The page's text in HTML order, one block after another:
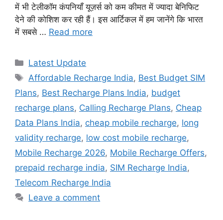
में भी टेलीकॉम कंपनियाँ यूज़र्स को कम कीमत में ज्यादा बेनिफिट
देने की कोशिश कर रही हैं। इस आर्टिकल में हम जानेंगे कि भारत
में सबसे … Read more
Categories
Latest Update
Tags
Affordable Recharge India, Best Budget SIM
Plans, Best Recharge Plans India, budget
recharge plans, Calling Recharge Plans, Cheap
Data Plans India, cheap mobile recharge, long
validity recharge, low cost mobile recharge,
Mobile Recharge 2026, Mobile Recharge Offers,
prepaid recharge india, SIM Recharge India,
Telecom Recharge India
Leave a comment